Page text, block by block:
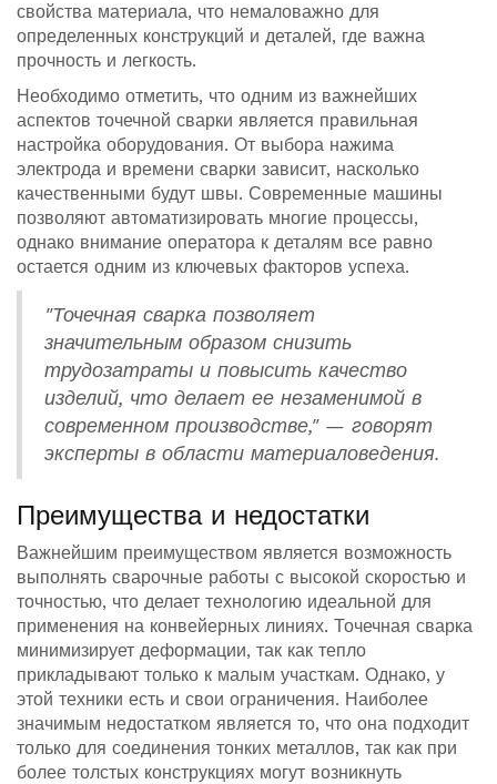
свойства материала, что немаловажно для
определенных конструкций и деталей, где важна
прочность и легкость.
Необходимо отметить, что одним из важнейших
аспектов точечной сварки является правильная
настройка оборудования. От выбора нажима
электрода и времени сварки зависит, насколько
качественными будут швы. Современные машины
позволяют автоматизировать многие процессы,
однако внимание оператора к деталям все равно
остается одним из ключевых факторов успеха.
"Точечная сварка позволяет
значительным образом снизить
трудозатраты и повысить качество
изделий, что делает ее незаменимой в
современном производстве," — говорят
эксперты в области материаловедения.
Преимущества и недостатки
Важнейшим преимуществом является возможность
выполнять сварочные работы с высокой скоростью и
точностью, что делает технологию идеальной для
применения на конвейерных линиях. Точечная сварка
минимизирует деформации, так как тепло
прикладывают только к малым участкам. Однако, у
этой техники есть и свои ограничения. Наиболее
значимым недостатком является то, что она подходит
только для соединения тонких металлов, так как при
более толстых конструкциях могут возникнуть